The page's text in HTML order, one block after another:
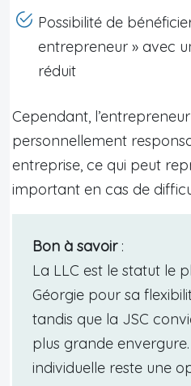
Possibilité de
entrepreneur » avec
réduit
Cependant,
personnellement
entreprise, ce qui peut
important en cas de
Bon à savoir:
La LLC est le statut le
Géorgie pour sa
tandis que la JSC
plus grande
individuelle reste une